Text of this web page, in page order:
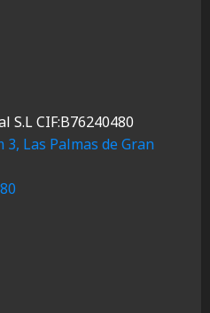
S.L CIF:B76240480
Las Palmas de Gran